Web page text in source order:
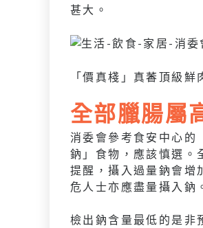
甚大。
「價真棧」真萫頂級鮮
全部臘腸屬
消委會參考食安中心的
鈉」食物，應該慎選。
提醒，攝入過量鈉會增
危人士亦應盡量攝入鈉
檢出鈉含量最低的是